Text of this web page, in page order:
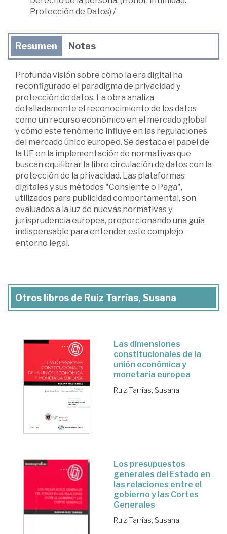
Protección de Datos) /
Resumen Notas
Profunda visión sobre cómo la era digital ha
reconfigurado el paradigma de privacidad y
protección de datos. La obra analiza
detalladamente el reconocimiento de los datos
como un recurso económico en el mercado global
y cómo este fenómeno influye en las regulaciones
del mercado único europeo. Se destaca el papel de
la UE en la implementación de normativas que
buscan equilibrar la libre circulación de datos con la
protección de la privacidad. Las plataformas
digitales y sus métodos "Consiente o Paga",
utilizados para publicidad comportamental, son
evaluados a la luz de nuevas normativas y
jurisprudencia europea, proporcionando una guía
indispensable para entender este complejo
entorno legal.
Otros libros de Ruiz Tarrías, Susana
Las dimensiones
constitucionales de la
unión económica y
monetaria europea
Ruiz Tarrías, Susana
Los presupuestos
generales del Estado en
las relaciones entre el
gobierno y las Cortes
Generales
Ruiz Tarrías, Susana